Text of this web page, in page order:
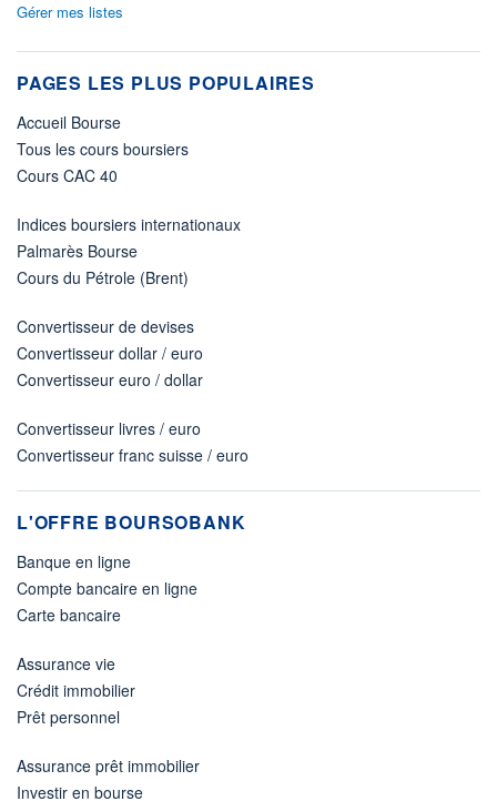
Gérer mes listes
PAGES LES PLUS POPULAIRES
Accueil Bourse
Tous les cours boursiers
Cours CAC 40
Indices boursiers internationaux
Palmarès Bourse
Cours du Pétrole (Brent)
Convertisseur de devises
Convertisseur dollar / euro
Convertisseur euro / dollar
Convertisseur livres / euro
Convertisseur franc suisse / euro
L'OFFRE BOURSOBANK
Banque en ligne
Compte bancaire en ligne
Carte bancaire
Assurance vie
Crédit immobilier
Prêt personnel
Assurance prêt immobilier
Investir en bourse